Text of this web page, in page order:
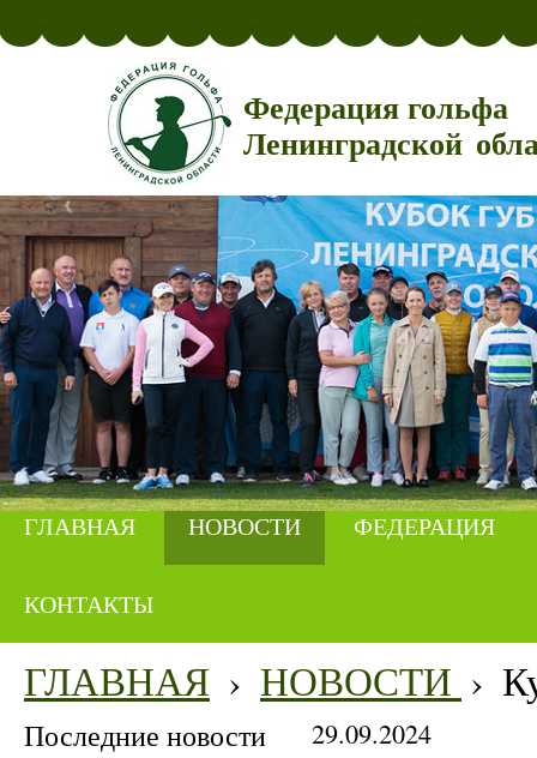
Федерация гольфа
Ленинградской
ГЛАВНАЯ НОВОСТИ ФЕДЕРАЦИЯ
КОНТАКТЫ
ГЛАВНАЯ › НОВОСТИ ›
Последние новости 29.09.2024